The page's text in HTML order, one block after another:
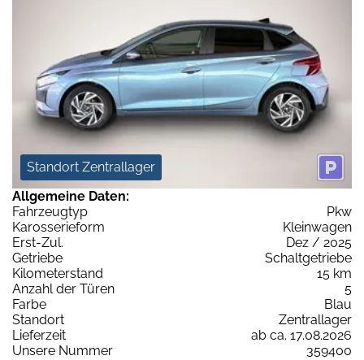
Standort Zentrallager
Allgemeine Daten:
Fahrzeugtyp
Pkw
Karosserieform
Kleinwagen
Erst-Zul.
Dez / 2025
Getriebe
Schaltgetriebe
Kilometerstand
15 km
Anzahl der Türen
5
Farbe
Blau
Standort
Zentrallager
Lieferzeit
ab ca. 17.08.2026
Unsere Nummer
359400